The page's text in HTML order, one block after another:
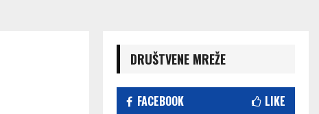
DRUŠTVENE MREŽE
FACEBOOK LIKE